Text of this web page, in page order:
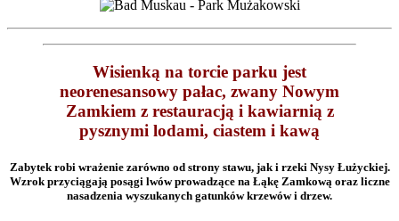
Wisienką na torcie parku jest
neorenesansowy pałac, zwany Nowym
Zamkiem z restauracją i kawiarnią z
pysznymi lodami, ciastem i kawą
Zabytek robi wrażenie zarówno od strony stawu, jak i rzeki Nysy Łużyckiej.
Wzrok przyciągają posągi lwów prowadzące na Łąkę Zamkową oraz liczne
nasadzenia wyszukanych gatunków krzewów i drzew.